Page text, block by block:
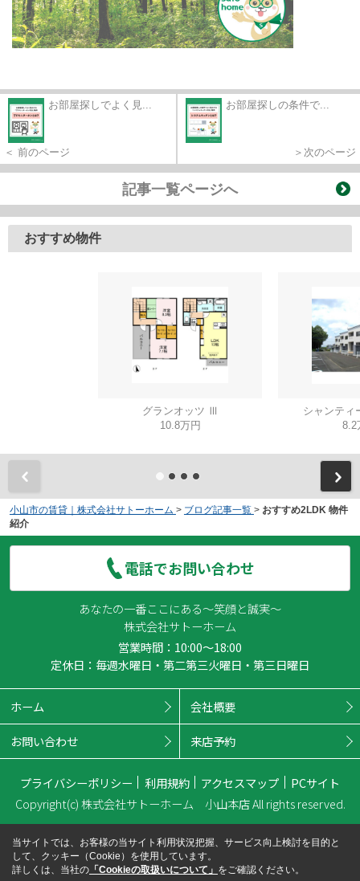
お部屋探しでよく見...
＜ 前のページ
お部屋探しの条件で...
＞次のページ
記事一覧ページへ
おすすめ物件
グランオッツ Ⅲ
10.8万円
シャンティ
8.2
小山市の賃貸｜株式会社サトーホーム > ブログ記事一覧 > おすすめ2LDK 物件
紹介
電話でお問い合わせ
あなたの一番ここにある～笑顔と誠実～
株式会社サトーホーム
営業時間：10:00～18:00
定休日：毎週水曜日・第二第三火曜日・第三日曜日
ホーム 会社概要
お問い合わせ 来店予約
プライバシーポリシー 利用規約 アクセスマップ
PCサイト
Copyright(c) 株式会社サトーホーム 小山本店 All rights reserved.
当サイトでは、お客様の当サイト利用状況把握、サービス向上検討を目的と
して、クッキー（Cookie）を使用しています。
詳しくは、当社の 「Cookieの取扱いについて」 をご確認ください。